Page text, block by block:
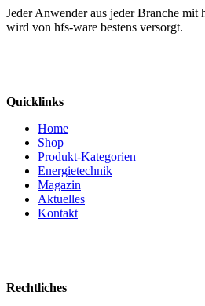
Jeder Anwender aus jeder Branche mit
wird von hfs-ware bestens versorgt.
Quicklinks
Home
Shop
Produkt-Kategorien
Energietechnik
Magazin
Aktuelles
Kontakt
Rechtliches